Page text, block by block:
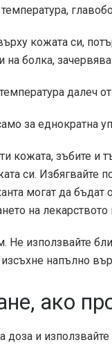
кожата си,
болка,
далеч
за еднократна
кожата, зъбите и
си. Избягвайте
могат да бъдат
на
Не използвайте
напълно
ако
доза и